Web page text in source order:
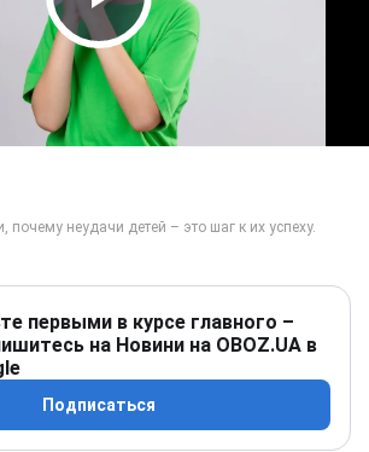
Play Video
первыми в курсе главного –
на Новини на OBOZ.UA в
Подписаться